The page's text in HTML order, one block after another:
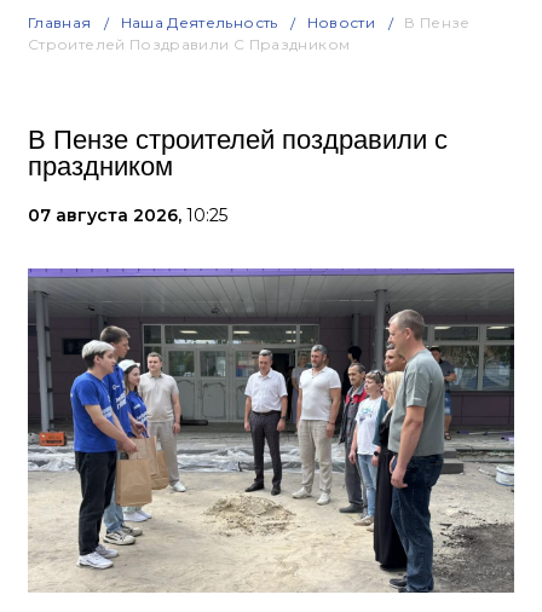
Главная Наша Деятельность Новости
В Пензе
Строителей Поздравили С Праздником
В Пензе строителей поздравили с
праздником
07 августа 2026, 10:25